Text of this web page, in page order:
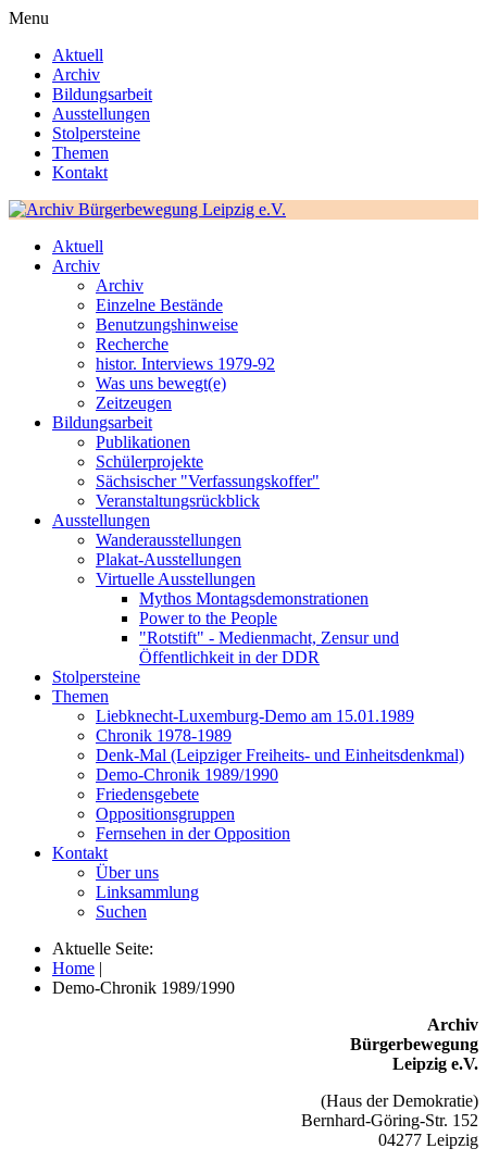
Menu
Aktuell
Archiv
Bildungsarbeit
Ausstellungen
Stolpersteine
Themen
Kontakt
Aktuell
Archiv
Archiv
Einzelne Bestände
Benutzungshinweise
Recherche
histor. Interviews 1979-92
Was uns bewegt(e)
Zeitzeugen
Bildungsarbeit
Publikationen
Schülerprojekte
Sächsischer "Verfassungskoffer"
Veranstaltungsrückblick
Ausstellungen
Wanderausstellungen
Plakat-Ausstellungen
Virtuelle Ausstellungen
Mythos Montagsdemonstrationen
Power to the People
"Rotstift" - Medienmacht, Zensur und
Öffentlichkeit in der DDR
Stolpersteine
Themen
Liebknecht-Luxemburg-Demo am 15.01.1989
Chronik 1978-1989
Denk-Mal (Leipziger Freiheits- und Einheitsdenkmal)
Demo-Chronik 1989/1990
Friedensgebete
Oppositionsgruppen
Fernsehen in der Opposition
Kontakt
Über uns
Linksammlung
Suchen
Aktuelle Seite:
Home |
Demo-Chronik 1989/1990
Archiv
Bürgerbewegung
Leipzig e.V.
(Haus der Demokratie)
Bernhard-Göring-Str. 152
04277 Leipzig